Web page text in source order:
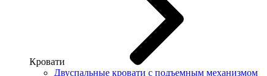
Кровати
Двуспальные кровати с подъемным механизмом